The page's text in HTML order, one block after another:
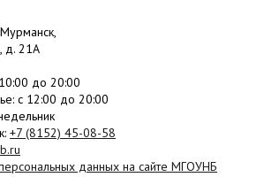
д. 21А
до 20:00
: c 12:00 до 20:00
+7 (8152) 45-08-58
данных на сайте МГОУНБ